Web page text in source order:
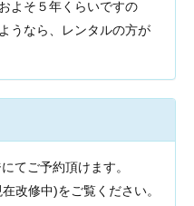
よそ５年くらいですの
うなら、レンタルの方が
てご予約頂けます。
改修中)をご覧ください。